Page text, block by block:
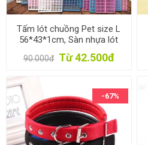
Tấm lót chuồng Pet size L
56*43*1cm, Sàn nhựa lót
cho vật nuôi, thú cưng
90.000đ Từ 42.500đ
-67%